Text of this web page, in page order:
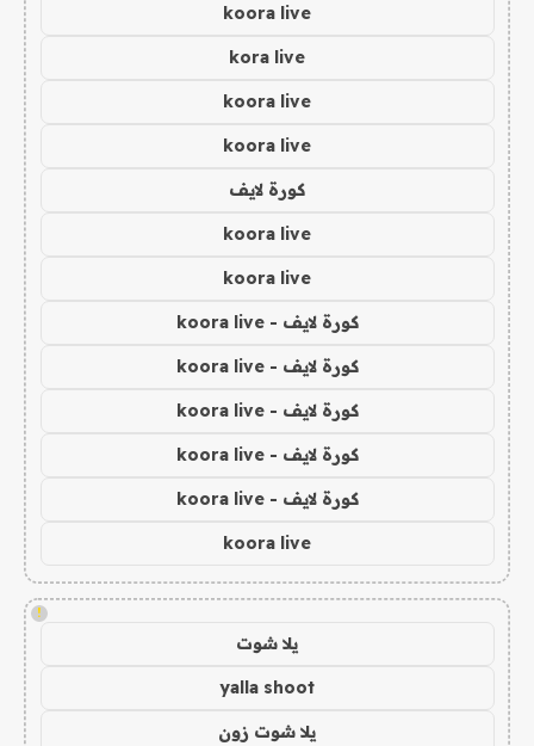
koora live
kora live
koora live
koora live
كورة لايف
koora live
koora live
كورة لايف - koora live
كورة لايف - koora live
كورة لايف - koora live
كورة لايف - koora live
كورة لايف - koora live
koora live
!
يلا شوت
yalla shoot
يلا شوت زون